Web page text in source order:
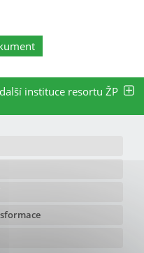
další instituce resortu ŽP